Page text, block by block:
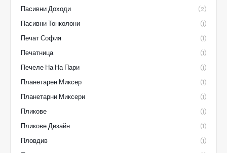
Пасивни Доходи (2)
Пасивни Тонколони (1)
Печат София (1)
Печатница (1)
Печеле На На Пари (1)
Планетарен Миксер (1)
Планетарни Миксери (1)
Пликове (1)
Пликове Дизайн (1)
Пловдив (1)